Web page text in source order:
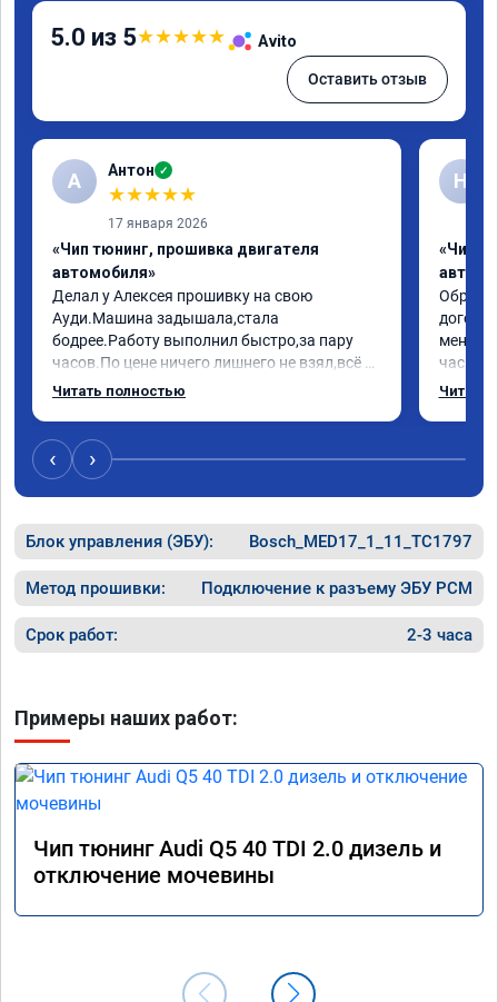
5.0 из 5★★★★★ Avito
Оставить отзыв
А Антон ✓
★★★★★
17 января 2026
«Чип тюнинг, прошивка двигателя
автомобиля»
Делал у Алексея прошивку на свою
Ауди.Машина задышала,стала
бодрее.Работу выполнил быстро,за пару
часов.По цене ничего лишнего не взял,всё
как договаривались заранее.После работы
случае поломки авто.Однозначно
рекомендую Алексея как грамотного
специалиста!
Читать полностью
Н
«Чип
меня
час
Арман
Читать
‹ ›
Блок управления (ЭБУ): Bosch_MED17_1_11_TC1797
Метод прошивки: Подключение к разъему ЭБУ PCM
Срок работ: 2-3 часа
Примеры наших работ:
Чип тюнинг Audi Q5 40 TDI 2.0 дизель и
отключение мочевины